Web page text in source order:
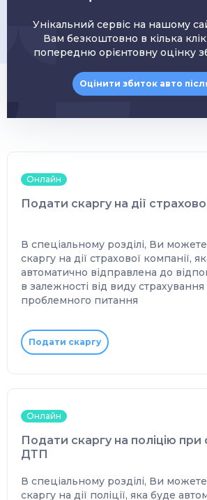
Унікальний сервіс на нашому
Вам безкоштовно в кілька
попередню орієнтовну оцінку
Оцінити збиток авто
Онлайн
Подати скаргу на дії
В спеціальному розділі, Ви
скаргу на дії страхової компанії,
автоматично відправлена до
в залежності від виду страхування
проблемного питання
Подати скаргу
Онлайн
Подати скаргу на поліцію
ДТП
В спеціальному розділі, Ви
скаргу на дії поліції, яка буде